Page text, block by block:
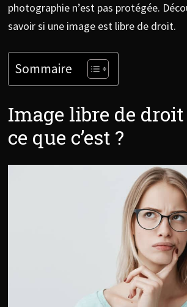
photographie n’est pas protégée.
savoir si une image est libre de droit.
Sommaire
Image libre de droit
ce que c’est ?